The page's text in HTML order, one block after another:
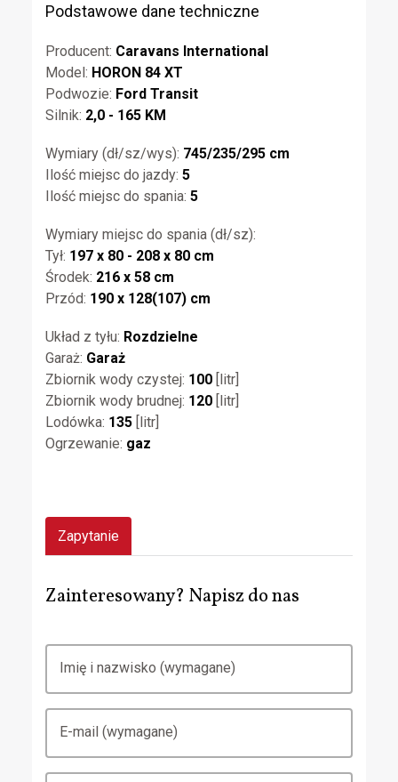
Podstawowe dane techniczne
Producent: Caravans International
Model: HORON 84 XT
Podwozie: Ford Transit
Silnik: 2,0 - 165 KM
Wymiary (dł/sz/wys): 745/235/295 cm
Ilość miejsc do jazdy: 5
Ilość miejsc do spania: 5
Wymiary miejsc do spania (dł/sz):
Tył: 197 x 80 - 208 x 80 cm
Środek: 216 x 58 cm
Przód: 190 x 128(107) cm
Układ z tyłu: Rozdzielne
Garaż: Garaż
Zbiornik wody czystej: 100[litr]
Zbiornik wody brudnej: 120[litr]
Lodówka: 135[litr]
Ogrzewanie: gaz
Zapytanie
Zainteresowany? Napisz do nas
Imię i nazwisko (wymagane)
E-mail (wymagane)